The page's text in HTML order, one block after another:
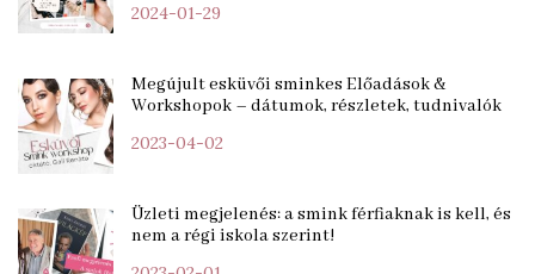
2024-01-29
Megújult esküvői sminkes Előadások &
Workshopok – dátumok, részletek, tudnivalók
2023-04-02
Üzleti megjelenés: a smink férfiaknak is kell, és
nem a régi iskola szerint!